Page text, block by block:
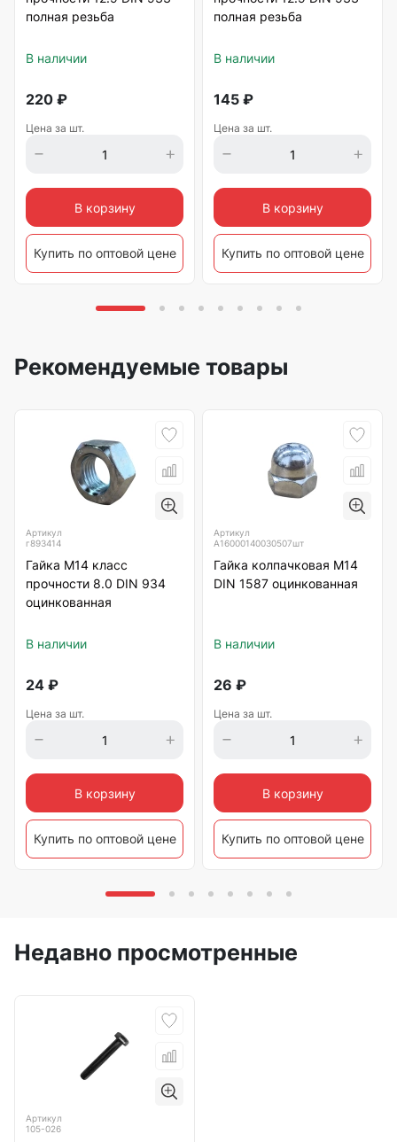
полная резьба
В наличии
220 ₽
Цена за шт.
В корзину
Купить по оптовой цене
полная резьба
В наличии
145 ₽
Цена за шт.
В корзину
Купить по оптовой цене
Рекомендуемые товары
Артикул
г893414
Гайка М14 класс
прочности 8.0 DIN 934
оцинкованная
В наличии
24 ₽
Цена за шт.
В корзину
Купить по оптовой цене
Артикул
А16000140030507шт
Гайка колпачковая М14
DIN 1587 оцинкованная
В наличии
26 ₽
Цена за шт.
В корзину
Купить по оптовой цене
Недавно просмотренные
Артикул
105-026